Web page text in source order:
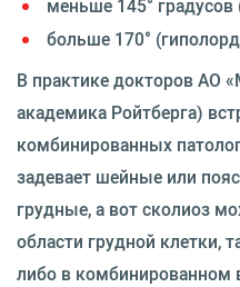
меньше 145° градусов
больше 170°
В практике докторов АО
академика Ройтберга)
комбинированных
задевает шейные или
грудные, а вот сколиоз
области грудной клетки,
либо в комбинированном